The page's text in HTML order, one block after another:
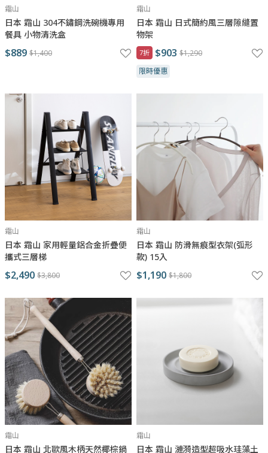
霜山
日本 霜山 304不鏽鋼洗碗機專用
餐具 小物清洗盒
$889 $1,400
霜山
日本 霜山 日式簡約風三層隙縫置
物架
7折 $903 $1,290
限時優惠
霜山
日本 霜山 家用輕量鋁合金折疊便
攜式三層梯
$2,490 $3,800
霜山
日本 霜山 防滑無痕型衣架(弧形
款) 15入
$1,190 $1,800
霜山
日本 霜山 北歐風木柄天然椰棕鍋
霜山
日本 霜山 漣漪造型超吸水珪藻土